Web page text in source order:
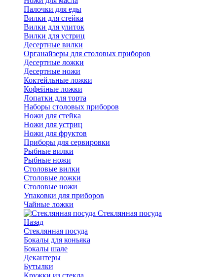
Палочки для еды
Вилки для стейка
Вилки для улиток
Вилки для устриц
Десертные вилки
Органайзеры для столовых приборов
Десертные ложки
Десертные ножи
Коктейльные ложки
Кофейные ложки
Лопатки для торта
Наборы столовых приборов
Ножи для стейка
Ножи для устриц
Ножи для фруктов
Приборы для сервировки
Рыбные вилки
Рыбные ножи
Столовые вилки
Столовые ложки
Столовые ножи
Упаковки для приборов
Чайные ложки
Стеклянная посуда
Назад
Стеклянная посуда
Бокалы для коньяка
Бокалы шале
Декантеры
Бутылки
Кружки из стекла